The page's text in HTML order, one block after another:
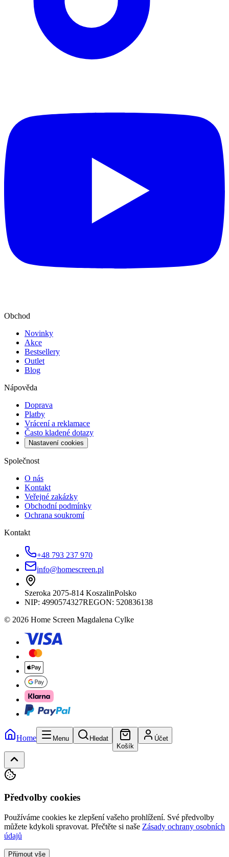
Obchod
Novinky
Akce
Bestsellery
Outlet
Blog
Nápověda
Doprava
Platby
Vrácení a reklamace
Často kladené dotazy
Nastavení cookies
Společnost
O nás
Kontakt
Veřejné zakázky
Obchodní podmínky
Ochrana soukromí
Kontakt
+48 793 237 970
info@homescreen.pl
Szeroka 2075-814 KoszalinPolsko
NIP: 4990574327REGON: 520836138
© 2026 Home Screen Magdalena Cylke
Home Menu
Hledat
Košík
Účet
Předvolby cookies
Používáme cookies ke zlepšení vašeho prohlížení. Své předvolby
můžete kdykoli spravovat. Přečtěte si naše Zásady ochrany osobních
údajů
Přijmout vše